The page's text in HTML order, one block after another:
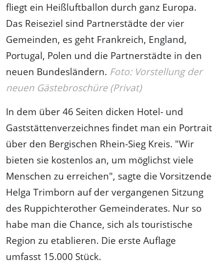
fliegt ein Heißluftballon durch ganz Europa.
Das Reiseziel sind Partnerstädte der vier
Gemeinden, es geht Frankreich, England,
Portugal, Polen und die Partnerstädte in den
neuen Bundesländern. Foto: Vorstellung der
neuen Gästebroschüre (Privat)
In dem über 46 Seiten dicken Hotel- und
Gaststättenverzeichnes findet man ein Portrait
über den Bergischen Rhein-Sieg Kreis. "Wir
bieten sie kostenlos an, um möglichst viele
Menschen zu erreichen", sagte die Vorsitzende
Helga Trimborn auf der vergangenen Sitzung
des Ruppichterother Gemeinderates. Nur so
habe man die Chance, sich als touristische
Region zu etablieren. Die erste Auflage
umfasst 15.000 Stück.